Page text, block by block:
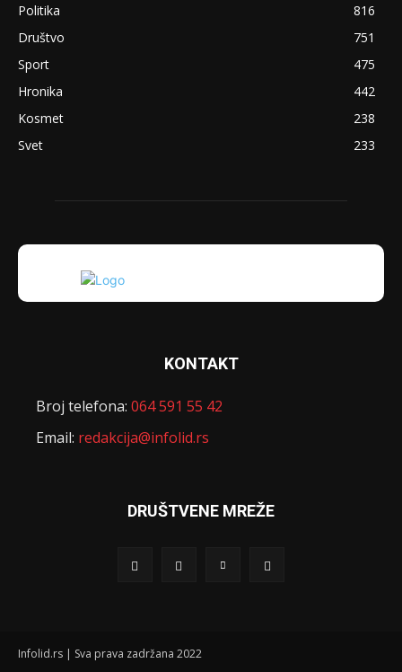
Politika
816
Društvo
751
Sport
475
Hronika
442
Kosmet
238
Svet
233
KONTAKT
Broj telefona: 064 591 55 42
Email: redakcija@infolid.rs
DRUŠTVENE MREŽE
Infolid.rs | Sva prava zadržana 2022